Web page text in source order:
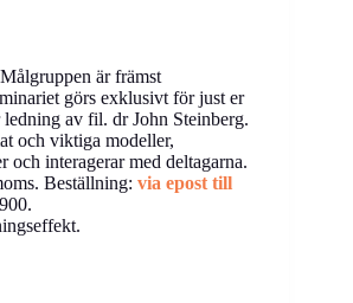
är främst
görs exklusivt för just er
av fil. dr John Steinberg.
och viktiga modeller,
och interagerar med deltagarna.
Beställning: via epost till